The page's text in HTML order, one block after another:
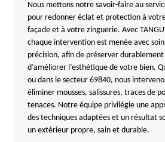
Nous mettons notre savoir-faire au
pour redonner éclat et protection à
façade et à votre zinguerie. Avec
chaque intervention est menée avec
précision, afin de préserver
d’améliorer l’esthétique de votre bien.
ou dans le secteur 69840, nous
éliminer mousses, salissures, traces de
tenaces. Notre équipe privilégie une
des techniques adaptées et un résultat
un extérieur propre, sain et durable.